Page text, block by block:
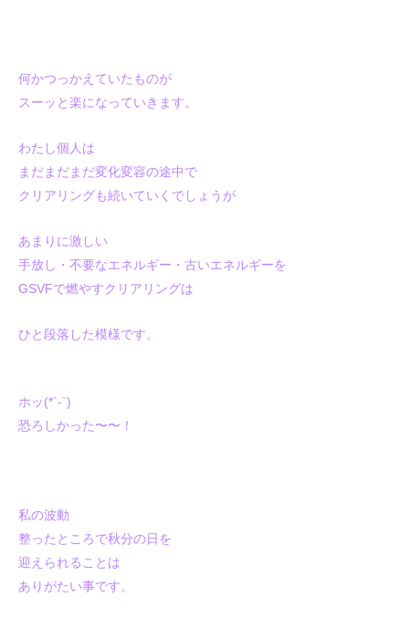
何かつっかえていたものが
スーッと楽になっていきます。
わたし個人は
まだまだまだ変化変容の途中で
クリアリングも続いていくでしょうが
あまりに激しい
手放し・不要なエネルギー・古いエネルギーを
GSVFで燃やすクリアリングは
ひと段落した模様です。
ホッ(*´-`)
恐ろしかった〜〜！
私の波動
整ったところで秋分の日を
迎えられることは
ありがたい事です。